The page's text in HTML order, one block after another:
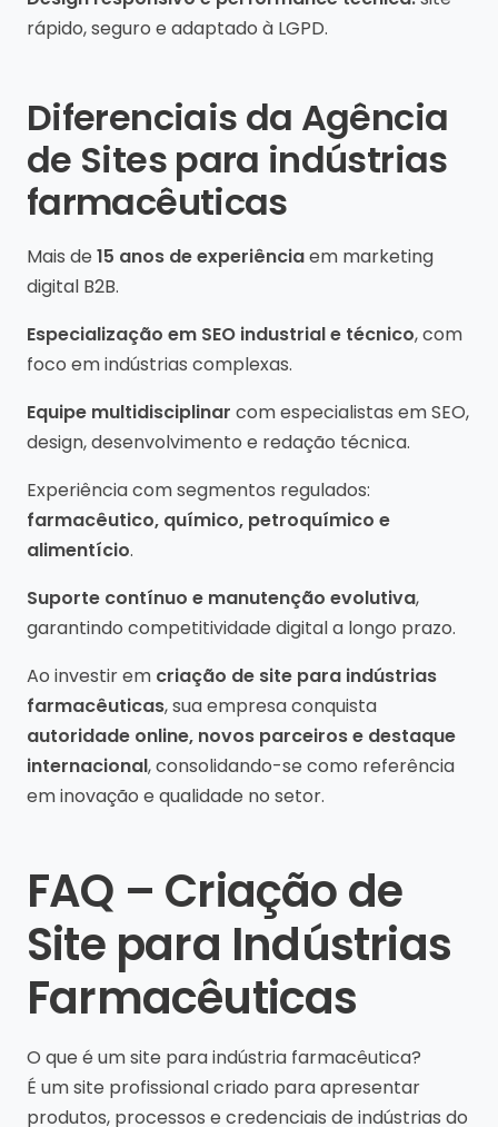
rápido, seguro e adaptado à LGPD.
Diferenciais da Agência
de Sites para indústrias
farmacêuticas
Mais de 15 anos de experiênciaem marketing
digital B2B.
Especialização em SEO industrial e técnico, com
foco em indústrias complexas.
Equipe multidisciplinar com especialistas em SEO,
design, desenvolvimento e redação técnica.
Experiência com segmentos regulados:
farmacêutico, químico, petroquímico e
alimentício.
Suporte contínuo e manutenção evolutiva,
garantindo competitividade digital a longo prazo.
Ao investir em criação de site para indústrias
farmacêuticas, sua empresa conquista
autoridade online, novos parceiros e destaque
internacional, consolidando-se como referência
em inovação e qualidade no setor.
FAQ – Criação de
Site para Indústrias
Farmacêuticas
O que é um site para indústria farmacêutica?
É um site profissional criado para apresentar
produtos, processos e credenciais de indústrias do